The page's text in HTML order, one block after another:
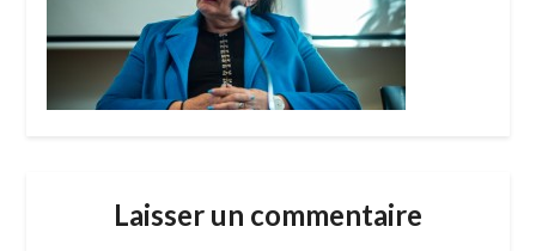
Laisser un commentaire